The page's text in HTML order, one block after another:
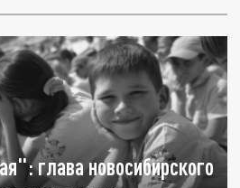
глава новосибирского